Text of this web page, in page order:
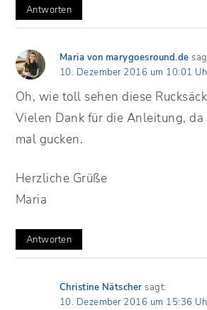
Antworten
Maria von marygoesround.de
10. Dezember 2016 um 10:01
Oh, wie toll sehen diese
Vielen Dank für die Anleitung,
mal gucken.
Herzliche Grüße
Maria
Antworten
Christine Nätscher sagt:
10. Dezember 2016 um 15:36